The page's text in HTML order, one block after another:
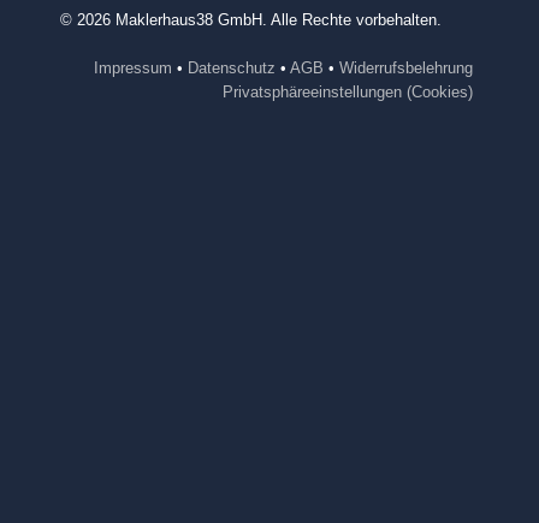
© 2026 Maklerhaus38 GmbH. Alle Rechte vorbehalten.
Impressum • Datenschutz • AGB • Widerrufsbelehrung
Privatsphäreeinstellungen (Cookies)